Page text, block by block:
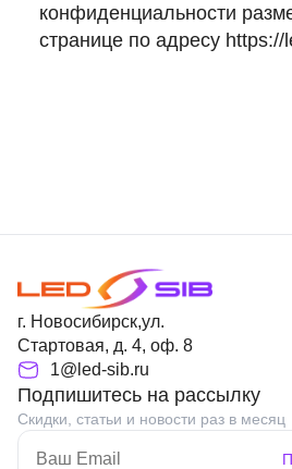
конфиденциальности
странице по адресу https://
г. Новосибирск,ул.
Стартовая, д. 4, оф. 8
1@led-sib.ru
Подпишитесь на рассылку
Скидки, статьи и новости раз в месяц